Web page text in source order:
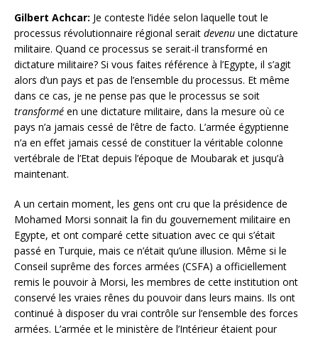
Gilbert Achcar: Je conteste l’idée selon laquelle tout le
processus révolutionnaire régional serait devenu une dictature
militaire. Quand ce processus se serait-il transformé en
dictature militaire? Si vous faites référence à l’Egypte, il s’agit
alors d’un pays et pas de l’ensemble du processus. Et même
dans ce cas, je ne pense pas que le processus se soit
transformé en une dictature militaire, dans la mesure où ce
pays n’a jamais cessé de l’être de facto. L’armée égyptienne
n’a en effet jamais cessé de constituer la véritable colonne
vertébrale de l’Etat depuis l’époque de Moubarak et jusqu’à
maintenant.
A un certain moment, les gens ont cru que la présidence de
Mohamed Morsi sonnait la fin du gouvernement militaire en
Egypte, et ont comparé cette situation avec ce qui s’était
passé en Turquie, mais ce n’était qu’une illusion. Même si le
Conseil suprême des forces armées (CSFA) a officiellement
remis le pouvoir à Morsi, les membres de cette institution ont
conservé les vraies rênes du pouvoir dans leurs mains. Ils ont
continué à disposer du vrai contrôle sur l’ensemble des forces
armées. L’armée et le ministère de l’Intérieur étaient pour